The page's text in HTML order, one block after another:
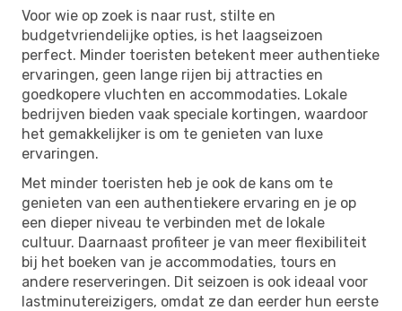
Voor wie op zoek is naar rust, stilte en
budgetvriendelijke opties, is het laagseizoen
perfect. Minder toeristen betekent meer authentieke
ervaringen, geen lange rijen bij attracties en
goedkopere vluchten en accommodaties. Lokale
bedrijven bieden vaak speciale kortingen, waardoor
het gemakkelijker is om te genieten van luxe
ervaringen.
Met minder toeristen heb je ook de kans om te
genieten van een authentiekere ervaring en je op
een dieper niveau te verbinden met de lokale
cultuur. Daarnaast profiteer je van meer flexibiliteit
bij het boeken van je accommodaties, tours en
andere reserveringen. Dit seizoen is ook ideaal voor
lastminutereizigers, omdat ze dan eerder hun eerste